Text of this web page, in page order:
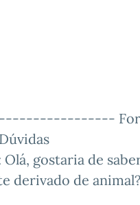
Olá, gostaria de
derivado de